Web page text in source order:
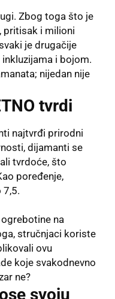
Zbog toga što je
pritisak i milioni
je drugačije
i bojom.
nijedan nije
tvrdi
najtvrđi prirodni
dijamanti se
tvrdoće, što
poređenje,
7,5.
na
stručnjaci koriste
ovu
koje svakodnevno
ne?
svoju